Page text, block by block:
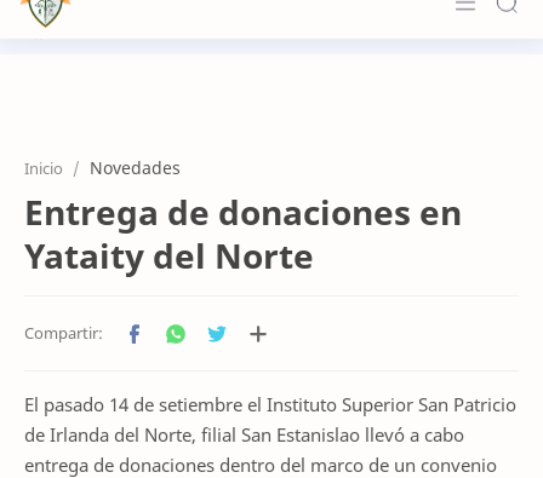
Novedades
Contacto
Inicio Novedades
Entrega de donaciones en
Yataity del Norte
El pasado 14 de setiembre el Instituto Superior San Patricio
de Irlanda del Norte, filial San Estanislao llevó a cabo
entrega de donaciones dentro del marco de un convenio